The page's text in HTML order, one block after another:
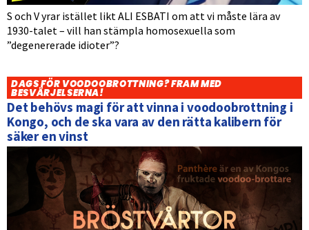
S och V yrar istället likt ALI ESBATI om att vi måste lära av
1930-talet – vill han stämpla homosexuella som
”degenererade idioter”?
DAGS FÖR VOODOOBROTTNING? FRAM MED
BESVÄRJELSERNA!
Det behövs magi för att vinna i voodoobrottning i
Kongo, och de ska vara av den rätta kalibern för
säker en vinst